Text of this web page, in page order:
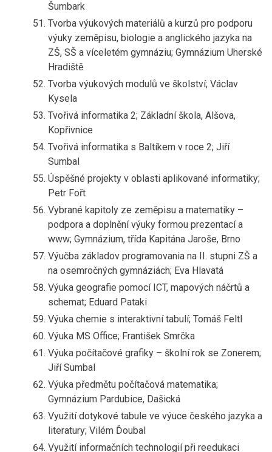
Šumbark
Tvorba výukových materiálů a kurzů pro podporu
výuky zeměpisu, biologie a anglického jazyka na
ZŠ, SŠ a víceletém gymnáziu; Gymnázium Uherské
Hradiště
Tvorba výukových modulů ve školství; Václav
Kysela
Tvořivá informatika 2; Základní škola, Alšova,
Kopřivnice
Tvořivá informatika s Baltíkem v roce 2; Jiří
Sumbal
Úspěšné projekty v oblasti aplikované informatiky;
Petr Fořt
Vybrané kapitoly ze zeměpisu a matematiky –
podpora a doplnění výuky formou prezentací a
www; Gymnázium, třída Kapitána Jaroše, Brno
Výučba základov programovania na II. stupni ZŠ a
na osemročných gymnáziách; Eva Hlavatá
Výuka geografie pomocí ICT, mapových náčrtů a
schemat; Eduard Pataki
Výuka chemie s interaktivní tabulí; Tomáš Feltl
Výuka MS Office; František Smrčka
Výuka počítačové grafiky – školní rok se Zonerem;
Jiří Sumbal
Výuka předmětu počítačová matematika;
Gymnázium Pardubice, Dašická
Využití dotykové tabule ve výuce českého jazyka a
literatury; Vilém Ďoubal
Využití informačních technologií při reedukaci